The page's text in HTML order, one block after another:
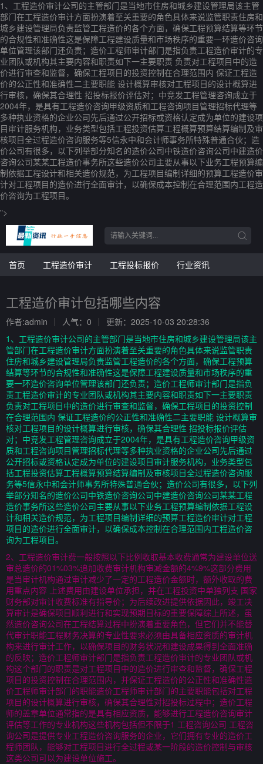
1、工程造价审计公司的主管部门是当地市住房和城乡建设管理局该主管
部门在工程造价审计方面扮演着至关重要的角色具体来说监管职责住房和
城乡建设管理局负责监管工程造价的各个方面，确保工程预算结算等环节
的合规性和准确性这是保障工程建设质量和市场秩序的重要一环造价咨询
单位管理该部门还负责；造价工程师审计部门是指负责工程造价审计的专
业团队或机构其主要内容和职责如下一主要职责 负责对工程项目中的造
价进行审查和监督，确保工程项目的投资控制在合理范围内 保证工程造
价的公正性和准确性二主要职能 设计概算审核对工程项目的设计概算进
行审核，确保其合理性 招投标报价评估对；中竞发工程管理咨询成立于
2004年，是具有工程造价咨询甲级资质和工程咨询项目管理招标代理等
多种执业资格的企业公司先后通过公开招标或资格认定成为单位的建设项
目审计服务机构，业务类型包括工程投资估算工程概算预算结算编制及审
核项目全过程造价咨询服务等5信永中和会计师事务所特殊普通合伙；造
价公司有很多，以下列举部分知名的造价公司中铁造价咨询公司中建造价
咨询公司某某工程造价事务所这些造价公司主要从事以下业务工程预算编
制依据工程设计和相关造价规范，为工程项目编制详细的预算工程造价审
计对工程项目的造价进行全面审计，以确保成本控制在合理范围内工程造
价咨询为工程项目。
">
首页 工程造价审计 工程投标报价 行业资讯
工程造价审计包括哪些内容
作者:admin 人气：0
更新：2025-10-03 20:28:36
1、工程造价审计公司的主管部门是当地市住房和城乡建设管理局该主
管部门在工程造价审计方面扮演着至关重要的角色具体来说监管职责
住房和城乡建设管理局负责监管工程造价的各个方面，确保工程预算
结算等环节的合规性和准确性这是保障工程建设质量和市场秩序的重
要一环造价咨询单位管理该部门还负责；造价工程师审计部门是指负
责工程造价审计的专业团队或机构其主要内容和职责如下一主要职责
负责对工程项目中的造价进行审查和监督，确保工程项目的投资控制
在合理范围内 保证工程造价的公正性和准确性二主要职能 设计概算审
核对工程项目的设计概算进行审核，确保其合理性 招投标报价评估
对；中竞发工程管理咨询成立于2004年，是具有工程造价咨询甲级资
质和工程咨询项目管理招标代理等多种执业资格的企业公司先后通过
公开招标或资格认定成为单位的建设项目审计服务机构，业务类型包
括工程投资估算工程概算预算结算编制及审核项目全过程造价咨询服
务等5信永中和会计师事务所特殊普通合伙；造价公司有很多，以下列
举部分知名的造价公司中铁造价咨询公司中建造价咨询公司某某工程
造价事务所这些造价公司主要从事以下业务工程预算编制依据工程设
计和相关造价规范，为工程项目编制详细的预算工程造价审计对工程
项目的造价进行全面审计，以确保成本控制在合理范围内工程造价咨
询为工程项目。
2、工程造价审计费一般按照以下比例收取基本收费通常为建设单位送
审总造价的01%03%追加收费审计机构审减金额的4%9%这部分费用
是当审计机构通过审计减少了一定的工程造价金额时，额外收取的费
用重点内容 上述费用由建设单位承担，并在工程投资中单独列支 国家
财务部对审计收费标准有指导价；为后续改进提供依据因此，竣工决
算审计是确保项目顺利进行和实现预期目标的重要保障综上所述，虽
然造价咨询公司在工程结算过程中扮演着重要角色，但它们并不能替
代审计职能工程财务决算的专业性要求必须由具备相应资质的审计机
构来进行审计工作，以确保项目的财务状况和建设成果得到全面准确
的反映；造价工程师审计部门是指负责工程造价审计的专业团队或机
构这个部门的职责是对工程项目中的造价进行审查和监督，确保工程
项目的投资控制在合理范围内，并保证工程造价的公正性和准确性造
价工程师审计部门的职能造价工程师审计部门的主要职能包括对工程
项目的设计概算进行审核，确保其合理性对招投标过程中；造价工程
师的盖章单位通常指的是具有相应资质，能够进行工程造价咨询审计
评估等工作的专业机构这些机构包括但不限于1 工程咨询公司 工程咨
询公司是提供专业工程造价咨询服务的企业，它们拥有专业的造价工
程师团队，能够对工程项目进行全过程或某一阶段的造价控制与审核
这类公司可以为建设单位施工。